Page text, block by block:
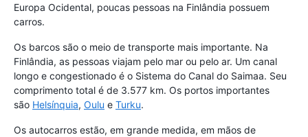
Europa Ocidental, poucas pessoas na Finlândia possuem
carros.
Os barcos são o meio de transporte mais importante. Na
Finlândia, as pessoas viajam pelo mar ou pelo ar. Um canal
longo e congestionado é o Sistema do Canal do Saimaa. Seu
comprimento total é de 3.577 km. Os portos importantes
são Helsínquia, Oulu e Turku.
Os autocarros estão, em grande medida, em mãos de